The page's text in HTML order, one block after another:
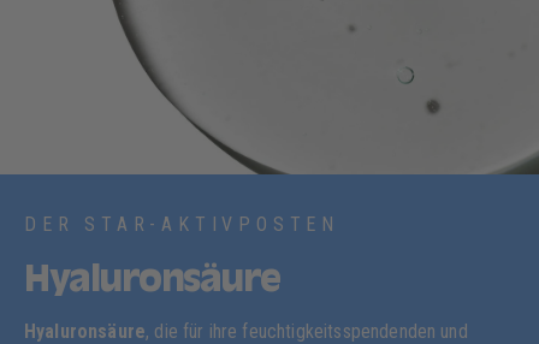
DER STAR-AKTIVPOSTEN
Hyaluronsäure
Hyaluronsäure, die für ihre feuchtigkeitsspendenden und